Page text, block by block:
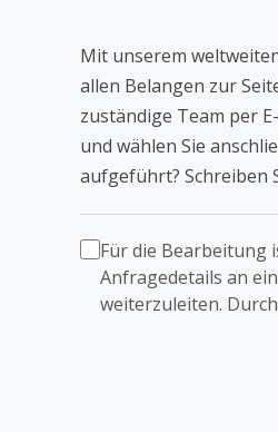
Mit unserem
allen Belangen zur
zuständige Team per
und wählen Sie
aufgeführt? Schreiben
Für die Bearbeitung
Anfragedetails an
weiterzuleiten.